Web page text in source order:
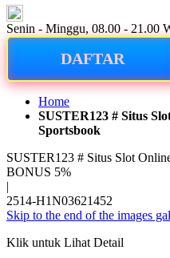
Senin - Minggu, 08.00 - 21.00
DAFTAR
Home
SUSTER123 # Situs
Sportsbook
SUSTER123 # Situs Slot
BONUS 5%
|
2514-H1N03621452
Skip to the end of the images
Klik untuk Lihat Detail